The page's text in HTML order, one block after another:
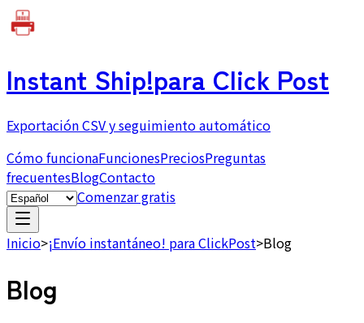
Instant Ship!para Click Post
Exportación CSV y seguimiento automático
Cómo funcionaFuncionesPreciosPreguntas
frecuentesBlogContacto
Comenzar gratis
Inicio>¡Envío instantáneo! para ClickPost>Blog
Blog